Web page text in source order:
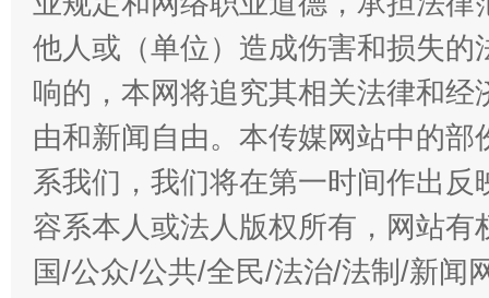
习近平的博鳌关键词
他人或（单位）造成伤害和损失
响的，本网将追究其相关法律和
由和新闻自由。本传媒网站中的
系我们，我们将在第一时间作出
容系本人或法人版权所有，网站
国/公众/公共/全民/法治/法制/新闻